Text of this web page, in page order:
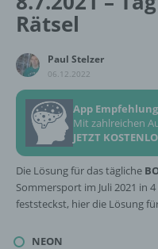
Rätsel
Paul Stelzer
06.12.2022
App
Mit zahlreichen
JETZT
Die Lösung für das tägliche
Sommersport im Juli 2021 in
feststeckst, hier die Lösung
NEON